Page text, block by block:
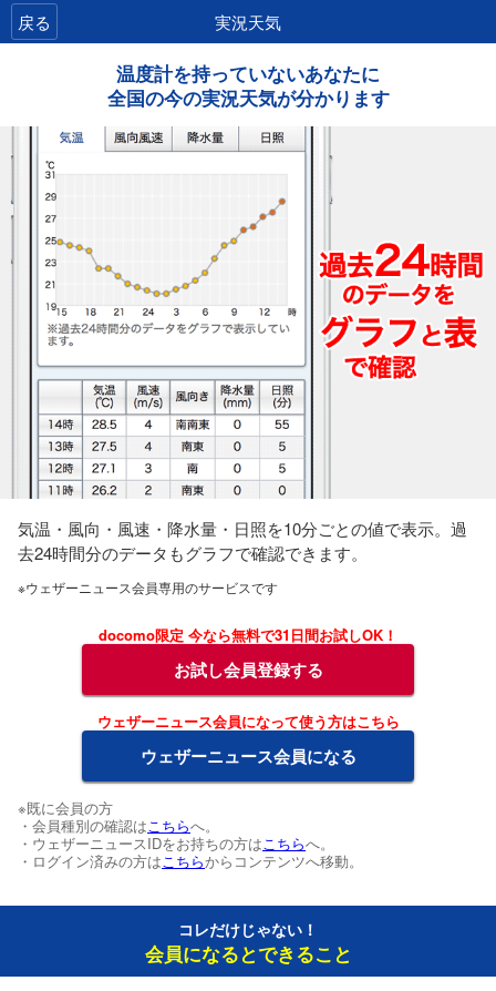
戻る 実況天気
温度計を持っていないあなたに
全国の今の実況天気が分かります
気温・風向・風速・降水量・日照を10分ごとの値で表示。過
去24時間分のデータもグラフで確認できます。
※ウェザーニュース会員専用のサービスです
docomo限定 今なら無料で31日間お試しOK！
お試し会員登録する
ウェザーニュース会員になって使う方はこちら
ウェザーニュース会員になる
※既に会員の方
・会員種別の確認はこちらへ。
・ウェザーニュースIDをお持ちの方はこちらへ。
・ログイン済みの方はこちらからコンテンツへ移動。
コレだけじゃない！
会員になるとできること